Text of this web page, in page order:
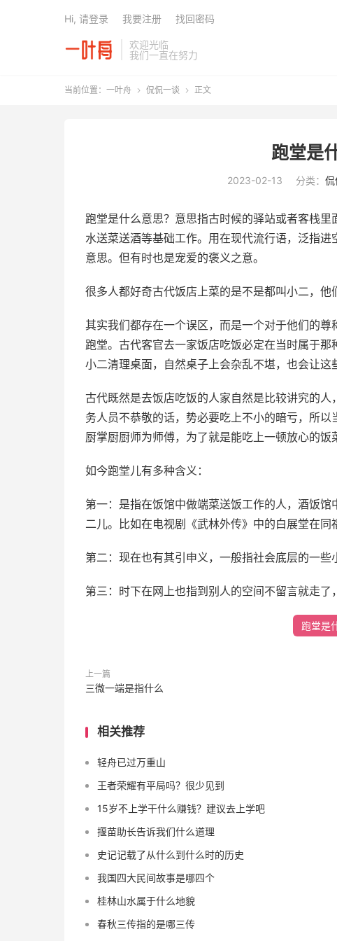
欢迎光临
我们一直在努力
Hi, 请登录 我要注册 找回密码
当前位置： 一叶舟  侃侃一谈  正文
跑堂是
2023-02-13 分类： 侃
跑堂是什么意思？意思指古时候的驿站或者客栈
水送菜送酒等基础工作。用在现代流行语，泛指
意思。但有时也是宠爱的褒义之意。
很多人都好奇古代饭店上菜的是不是都叫小二，他
其实我们都存在一个误区，而是一个对于他们的
跑堂。古代客官去一家饭店吃饭必定在当时属于
小二清理桌面，自然桌子上会杂乱不堪，也会让这
古代既然是去饭店吃饭的人家自然是比较讲究的
务人员不恭敬的话，势必要吃上不小的暗亏，所
厨掌厨厨师为师傅，为了就是能吃上一顿放心的饭
如今跑堂儿有多种含义：
第一：是指在饭馆中做端菜送饭工作的人，酒饭
二儿。比如在电视剧《武林外传》中的白展堂在同
第二：现在也有其引申义，一般指社会底层的一些
第三：时下在网上也指到别人的空间不留言就走
跑堂是
上一篇
三微一端是指什么
相关推荐
轻舟已过万重山
王者荣耀有平局吗？很少见到
15岁不上学干什么赚钱？建议去上学吧
揠苗助长告诉我们什么道理
史记记载了从什么到什么时的历史
我国四大民间故事是哪四个
桂林山水属于什么地貌
春秋三传指的是哪三传